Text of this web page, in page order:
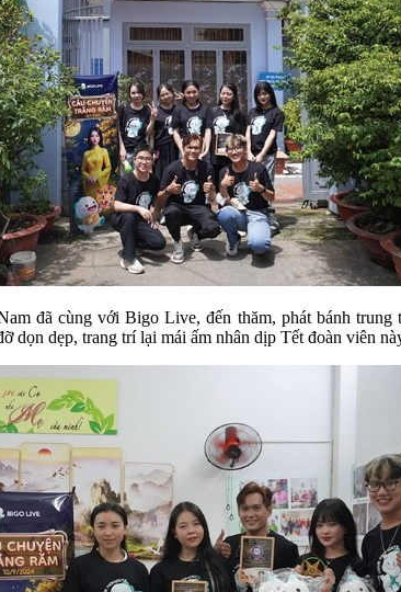
đã cùng với Bigo Live, đến thăm, phát bánh
dọn dẹp, trang trí lại mái ấm nhân dịp Tết đoàn viên